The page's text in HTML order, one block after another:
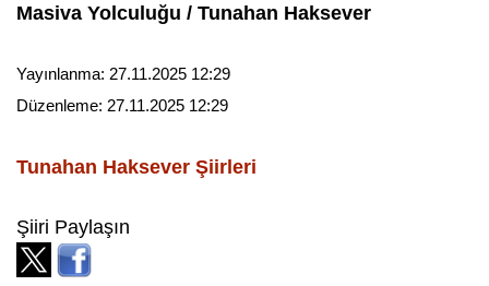
Masiva Yolculuğu / Tunahan Haksever
Yayınlanma: 27.11.2025 12:29
Düzenleme: 27.11.2025 12:29
Tunahan Haksever Şiirleri
Şiiri Paylaşın